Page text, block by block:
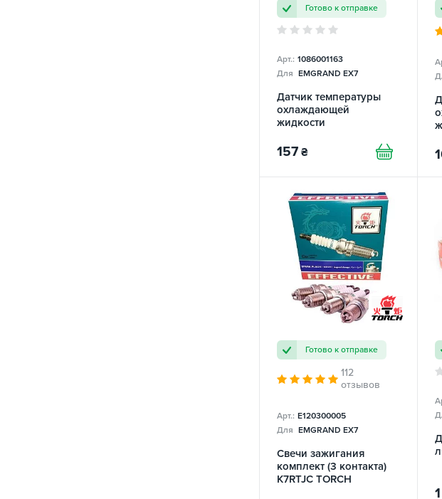
Готово к отправке
Арт.: 1086001163
Для EMGRAND EX7
Датчик температуры
охлаждающей
жидкости
157 ₴
Готово к отправке
112
отзывов
Арт.: E120300005
Для EMGRAND EX7
Свечи зажигания
комплект (3 контакта)
K7RTJC TORCH